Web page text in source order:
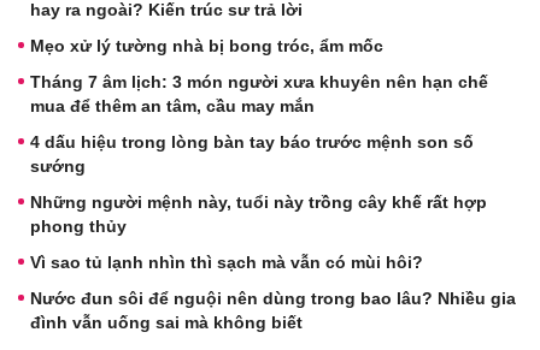
hay ra ngoài? Kiến trúc sư trả lời
Mẹo xử lý tường nhà bị bong tróc, ẩm mốc
Tháng 7 âm lịch: 3 món người xưa khuyên nên hạn chế
mua để thêm an tâm, cầu may mắn
4 dấu hiệu trong lòng bàn tay báo trước mệnh son số
sướng
Những người mệnh này, tuổi này trồng cây khế rất hợp
phong thủy
Vì sao tủ lạnh nhìn thì sạch mà vẫn có mùi hôi?
Nước đun sôi để nguội nên dùng trong bao lâu? Nhiều gia
đình vẫn uống sai mà không biết